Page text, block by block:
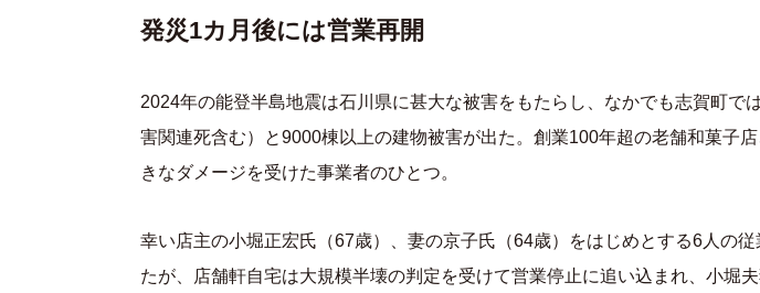
発災1カ月後には営業再開
2024年の能登半島地震は石川県に甚大な被害をもたらし、なかでも志賀町で
害関連死含む）と9000棟以上の建物被害が出た。創業100年超の老舗和菓子
きなダメージを受けた事業者のひとつ。
幸い店主の小堀正宏氏（67歳）、妻の京子氏（64歳）をはじめとする6人の
たが、店舗軒自宅は大規模半壊の判定を受けて営業停止に追い込まれ、小堀